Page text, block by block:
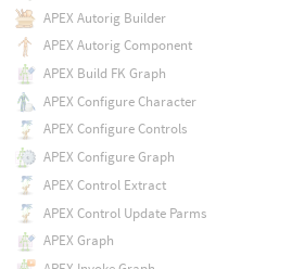
APEX Autorig Builder
APEX Autorig Component
APEX Build FK Graph
APEX Configure Character
APEX Configure Controls
APEX Configure Graph
APEX Control Extract
APEX Control Update Parms
APEX Graph